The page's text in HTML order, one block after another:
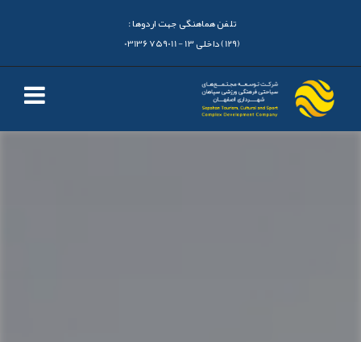
تلفن هماهنگی جهت اردوها :